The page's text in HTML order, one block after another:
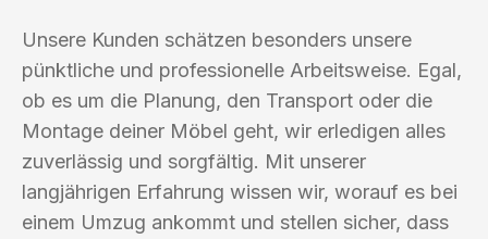
Unsere Kunden schätzen besonders unsere
pünktliche und professionelle Arbeitsweise. Egal,
ob es um die Planung, den Transport oder die
Montage deiner Möbel geht, wir erledigen alles
zuverlässig und sorgfältig. Mit unserer
langjährigen Erfahrung wissen wir, worauf es bei
einem Umzug ankommt und stellen sicher, dass